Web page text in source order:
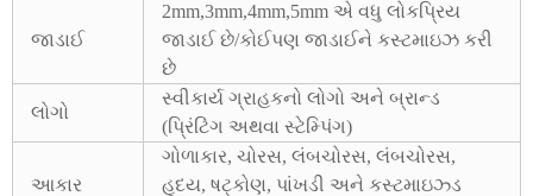
જાડાઈ
2mm,3mm,4mm,5mm એ વધુ લોકપ્રિય
જાડાઈ છે/કોઈપણ જાડાઈને કસ્ટમાઇઝ કરી
છે
લોગો
સ્વીકાર્ય ગ્રાહકનો લોગો અને બ્રાન્ડ
(પ્રિંટિંગ અથવા સ્ટેમ્પિંગ)
આકાર
ગોળાકાર, ચોરસ, લંબચોરસ, લંબચોરસ,
હૃદય, ષટ્કોણ, પાંખડી અને કસ્ટમાઇઝ્ડ